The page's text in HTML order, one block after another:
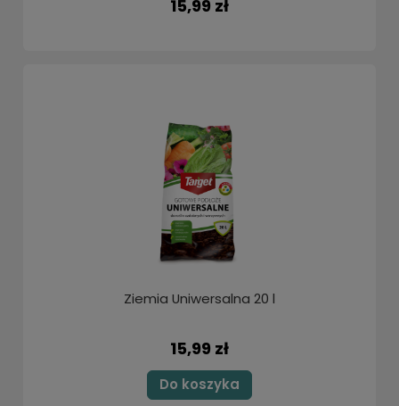
15,99 zł
Ziemia Uniwersalna 20 l
15,99 zł
Do koszyka